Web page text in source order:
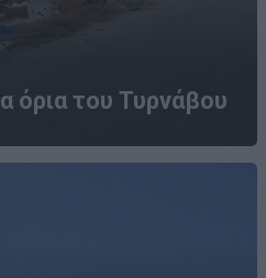
όρια του Τυρνάβου